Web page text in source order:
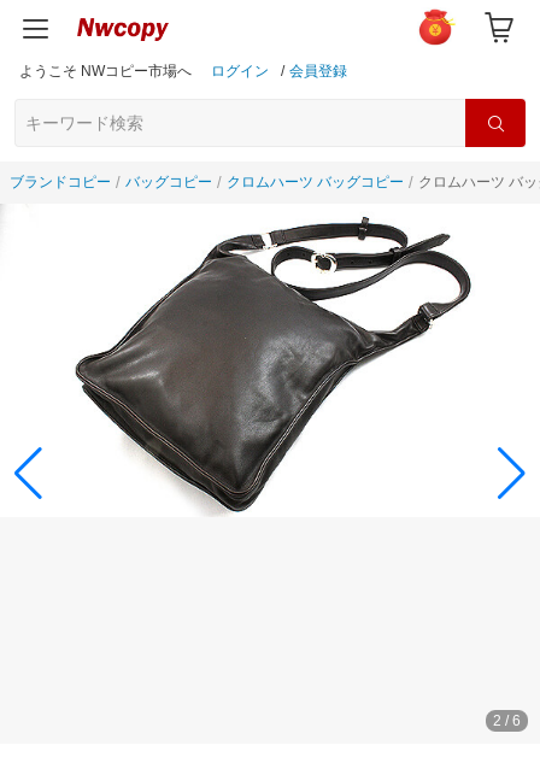
ようこそ NWコピー市場へ ログイン / 会員登録
ブランドコピー バッグコピー クロムハーツ バッグコピー クロムハーツ バ
3 / 6